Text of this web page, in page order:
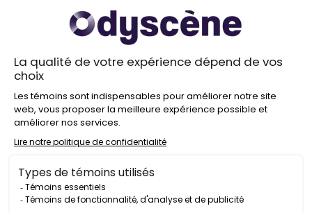
Stationnements
proximité de
nos salles
Politique de
d’auteur
2026